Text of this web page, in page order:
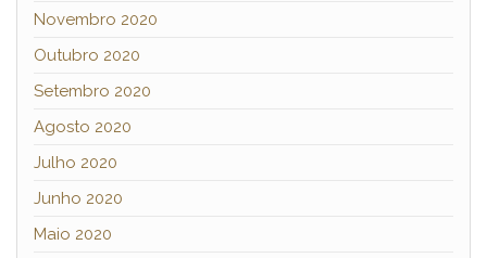
Novembro 2020
Outubro 2020
Setembro 2020
Agosto 2020
Julho 2020
Junho 2020
Maio 2020